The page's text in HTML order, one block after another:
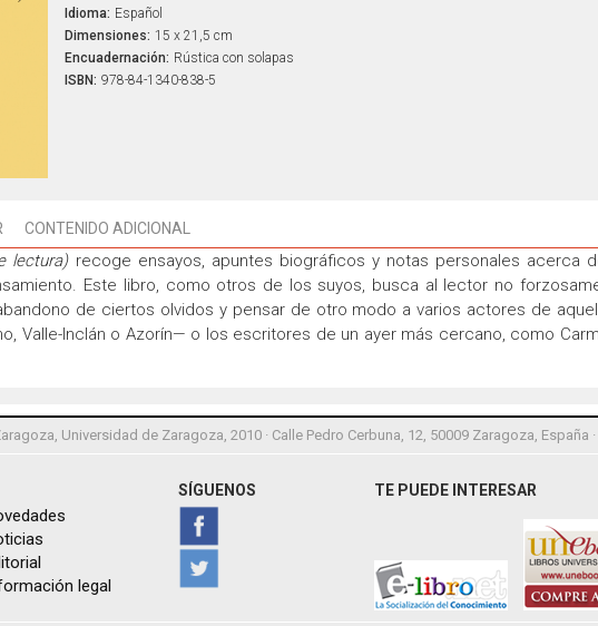
Idioma: Español
Dimensiones: 15 x 21,5 cm
Encuadernación: Rústica con solapas
ISBN: 978-84-1340-838-5
CONTENIDO ADICIONAL
lectura)recoge ensayos, apuntes biográficos y notas personales acerca
Este libro, como otros de los suyos, busca al lector no
de ciertos olvidos y pensar de otro modo a varios actores de
Valle-Inclán o Azorín— o los escritores de un ayer más cercano, como
Universidad de Zaragoza, 2010 · Calle Pedro Cerbuna, 12, 50009 Zaragoza, España
legal
SÍGUENOS TE PUEDE INTERESAR